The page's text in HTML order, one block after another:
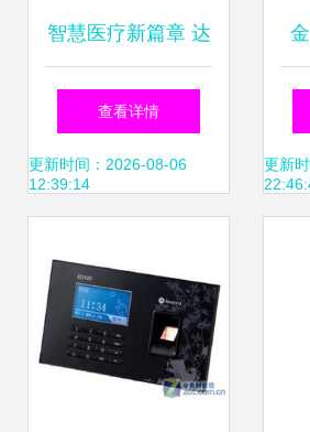
智慧医疗新篇章 达
实物联助力广西医
科大学第一附属医
统全面升级
查看详情
更新时间：2026-08-06
12:39:14
与
更新